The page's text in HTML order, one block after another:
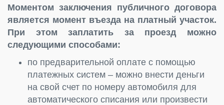
Моментом заключения публичного договора
является момент въезда на платный участок.
При этом заплатить за проезд можно
следующими способами:
по предварительной оплате с помощью
платежных систем – можно внести деньги
на свой счет по номеру автомобиля для
автоматического списания или произвести